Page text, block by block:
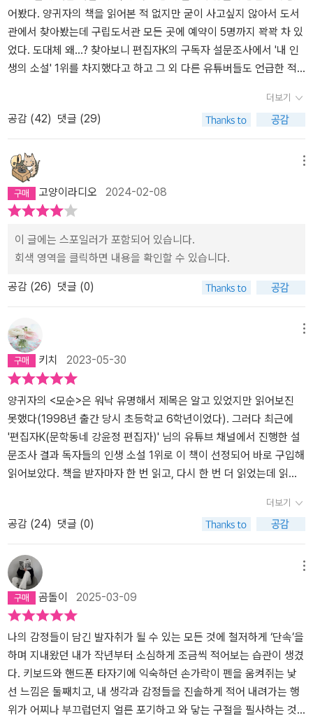
어봤다. 양귀자의 책을 읽어본 적 없지만 굳이 사고싶지 않아서 도서
관에서 찾아봤는데 구립도서관 모든 곳에 예약이 5명까지 꽉꽉 차 있
었다. 도대체 왜...? 찾아보니 편집자K의 구독자 설문조사에서 '내 인
생의 소설' 1위를 차지했다고 하고 그 외 다른 유튜버들도 언급한 적
잘 팔린 건 아닐지도 모르겠다. 어쨌든 달리 구할 수 없어 책을 사서
읽었다. 책값이 요즘 나온 책에 비해 쌌다.읽은 뒤에도 왜 그렇게 인기
가 있는지 잘 모르겠다. 도서관 예약이 차 있는 건 뭐 그리 중요한 지
표는 아닌 것 같지만, 어쩌면 인구가 많은 4-50대가 전에 읽었던 '인
생책'을 다시 읽어보고 싶어한 결과인지도 모르겠다. 잘 읽히고 재미
는 있었지만 이 책에서 특별한 점을 굳이 찾는다면... '인생에서 사랑
이 다가 아니다' 는 태도가 아닐까 싶다. 쌍둥이로 태어나 서로 다른
삶을 살고 있는 엄마와 이모를 보며 주인공이 얻은 교훈은, '인생의 부
피를 늘려주는 것은 행복이 아니고 오히려 우리가 그토록 피하려 애
고 조금은 지루한 행복 아니었던가. 이 책에 언급되는 <그대는 나의
인생> - 이모가 좋아했다지만 너무 옛날 노래였다.. - <헤어진 다음날
>을 들어보고, ai에게 부탁해 1998년에 유행하던 노래들을 들어봤
다. 온통 사랑에 관한 노래들이었다. 가끔 한스밴드의 <오락실> 같은
IMF 외환위기 상황을 반영한 노래도 있었다만.. 그에 비하면 요즘 유
행하는 한국 노래들은 온통 '나'를 이야기한다. 가끔 사랑이라는 단어
가 나와서 쫑긋해보면 너를 사랑해서 힘들어, 너와 헤어져서 괴로워
이런게 아니고 나 너 좋아, 싫음 말고- 이런 가사가 많다. 사랑의 대상
이 나일 때도 있고. 1998년, 사랑이 인생의 전부인 양 대중가요가 떠
들어대던 그 상황에서 난 사랑이 아니고 다른 걸 택하겠어- 라는 대중
소설의 결말은 참신하고 충격적이었는지 모르겠다. 원래도 사랑의 지
이미 터득한 인생의 진리를 다룬 밋밋한 소설이었다. 결혼하고 나면
달라질걸? 하고 유치한 생각도 하고. 그 시절 읽었더라면 어땠을
까. 요즘 젊은 사람들도 많이 읽는다는데 그 사람들은 어떤 생각을 할
까. 1998년이 아닌 지금이라면 이모와 안진진이 다른 선택을 할텐
데.
더보기
공감 (42) 댓글 (29)
고양이라디오 2024-02-08
이 글에는 스포일러가 포함되어 있습니다.
회색 영역을 클릭하면 내용을 확인할 수 있습니다.
공감 (26) 댓글 (0)
키치 2023-05-30
양귀자의 <모순>은 워낙 유명해서 제목은 알고 있었지만 읽어보진
못했다(1998년 출간 당시 초등학교 6학년이었다). 그러다 최근에
'편집자K(문학동네 강윤정 편집자)' 님의 유튜브 채널에서 진행한 설
문조사 결과 독자들의 인생 소설 1위로 이 책이 선정되어 바로 구입해
읽어보았다. 책을 받자마자 한 번 읽고, 다시 한 번 더 읽었는데 읽을
같았다면, 두 번째 인상은 고도의 돌려까기 같다고 느꼈다. 줄거리는
단순하다. 스물다섯 살 휴학생인 안진진은 현재 두 명의 남자와 썸을
타는 중이다. 김장우는 예술가 성향의 대책 없는 사람이지만 성적으
로 끌리고, 나영규는 모범생 타입의 매사를 계획해서 실행하는 사람
이지만 성적인 끌림은 없다. 진진이 두 남자 중 하나를 고르지 못하고
갈등하는 이유 중 하나는 쌍둥이로 태어났지만 결혼을 계기로 전혀
다른 삶을 살게 된 엄마와 이모다. 진진의 엄마는 가난한 남자와 결혼
해 폭력에 시달리며 살았고, 진진의 이모는 경제력이 있는 남자와 결
혼해 유복한 삶을 살았다. 이 소설을 이해하는 키워드는 소설의 제목
이기도 한 '모순'이다. 일단 주인공 진진부터가 모순 덩어리다. 진진은
식구들을 부양하기는커녕 폭력만 휘두른 아버지를 좋아하고, 아버지
몫까지 생계를 책임진 어머니를 미워한다. 1998년이면 그렇게 옛날
더보기
공감 (24) 댓글 (0)
곰돌이 2025-03-09
나의 감정들이 담긴 발자취가 될 수 있는 모든 것에 철저하게 ‘단속’을
하며 지내왔던 내가 작년부터 소심하게 조금씩 적어보는 습관이 생겼
다. 키보드와 핸드폰 타자기에 익숙하던 손가락이 펜을 움켜쥐는 낯
선 느낌은 둘째치고, 내 생각과 감정들을 진솔하게 적어 내려가는 행
위가 어찌나 부끄럽던지 얼른 포기하고 와 닿는 구절을 필사하는 것